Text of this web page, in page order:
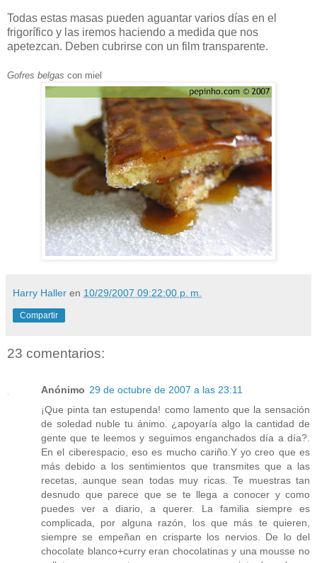
Todas estas masas pueden aguantar varios días en el
frigorífico y las iremos haciendo a medida que nos
apetezcan. Deben cubrirse con un film transparente.
Gofres belgas con miel
Harry Haller en 10/29/2007 09:22:00 p. m.
Compartir
23 comentarios:
Anónimo 29 de octubre de 2007 a las 23:11
¡Que pinta tan estupenda! como lamento que la sensación
de soledad nuble tu ánimo. ¿apoyaría algo la cantidad de
gente que te leemos y seguimos enganchados día a día?.
En el ciberespacio, eso es mucho cariño.Y yo creo que es
más debido a los sentimientos que transmites que a las
recetas, aunque sean todas muy ricas. Te muestras tan
desnudo que parece que se te llega a conocer y como
puedes ver a diario, a querer. La familia siempre es
complicada, por alguna razón, los que más te quieren,
siempre se empeñan en crisparte los nervios. De lo del
chocolate blanco+curry eran chocolatinas y una mousse no